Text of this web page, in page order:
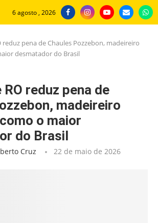
6 agosto , 2026
reduz pena de Chaules Pozzebon, madeireiro
desmatador do Brasil
reduz pena de
madeireiro
o maior
do Brasil
Cruz 22 de maio de 2026